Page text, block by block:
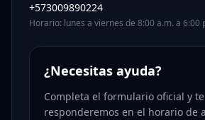
+573009890224
Horario: lunes a viernes de 8:00 a.m. a 6:00
¿Necesitas ayuda?
Completa el formulario oficial y te
responderemos en el horario de